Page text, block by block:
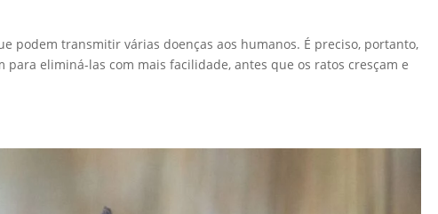
podem transmitir várias doenças aos humanos. É preciso, portanto,
eliminá-las com mais facilidade, antes que os ratos cresçam e